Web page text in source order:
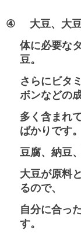
④
大豆、大
体に必要な
豆。
さらにビタ
ボンなどの
多く含まれ
ばかりです。
豆腐、納豆
大豆が原料
るので、
自分に合っ
す。